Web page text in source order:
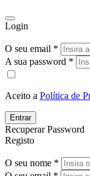
Login
O seu email *
A sua password *
Aceito a Política de
Entrar
Recuperar Password
Registo
O seu nome *